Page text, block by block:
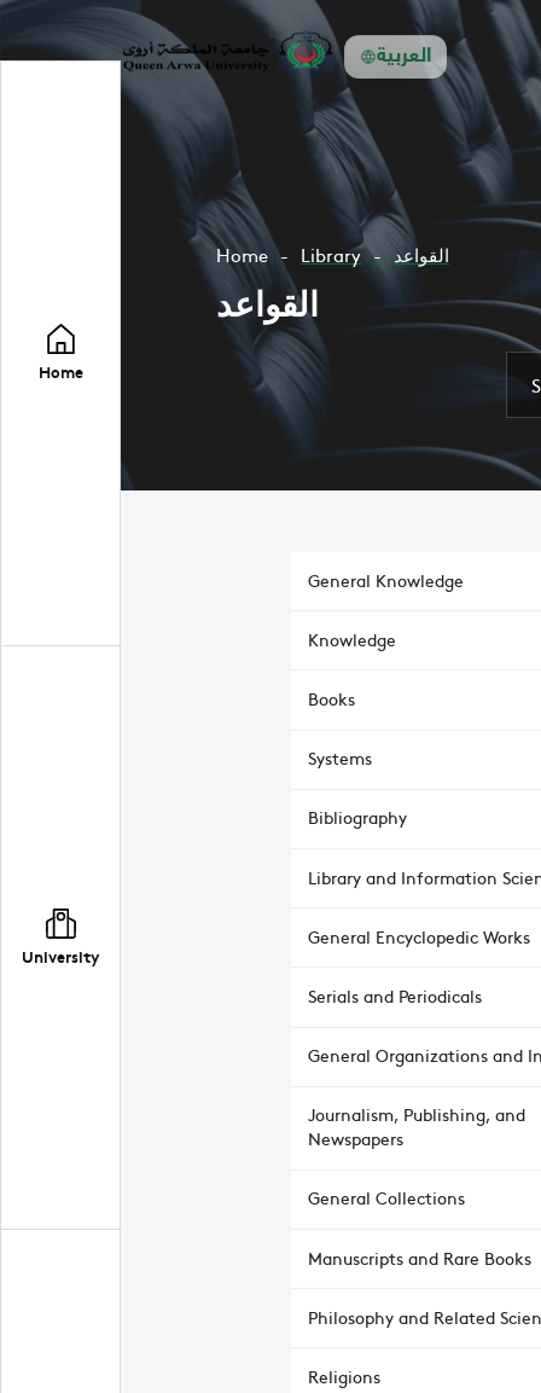
العربية
Home
University
Home Library القواعد
القواعد
General Knowledge
Knowledge
Books
Systems
Bibliography
Library and Information
General Encyclopedic Works
Serials and Periodicals
General Organizations and
Journalism, Publishing, and
Newspapers
General Collections
Manuscripts and Rare Books
Philosophy and Related
Religions